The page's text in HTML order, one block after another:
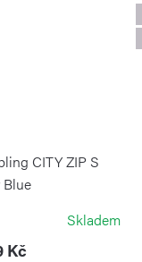
CITY ZIP S
Blue
Skladem
Kč